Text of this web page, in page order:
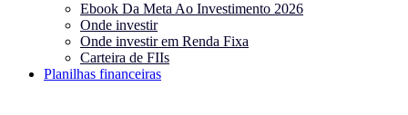
Ebook Da Meta Ao Investimento 2026
Onde investir
Onde investir em Renda Fixa
Carteira de FIIs
Planilhas financeiras